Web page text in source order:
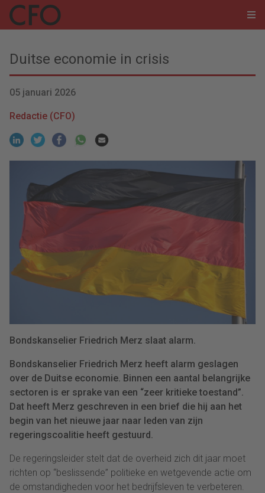
Duitse economie in crisis
05 januari 2026
Redactie (CFO)
Bondskanselier Friedrich Merz slaat alarm.
Bondskanselier Friedrich Merz heeft alarm geslagen
over de Duitse economie. Binnen een aantal belangrijke
sectoren is er sprake van een “zeer kritieke toestand”.
Dat heeft Merz geschreven in een brief die hij aan het
begin van het nieuwe jaar naar leden van zijn
regeringscoalitie heeft gestuurd.
De regeringsleider stelt dat de overheid zich dit jaar moet
richten op “beslissende” politieke en wetgevende actie om
de omstandigheden voor het bedrijfsleven te verbeteren.